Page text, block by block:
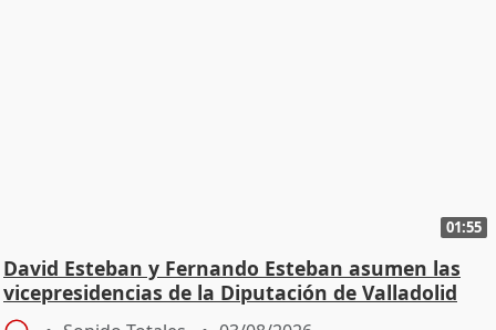
01:55
David Esteban y Fernando Esteban asumen las
vicepresidencias de la Diputación de Valladolid